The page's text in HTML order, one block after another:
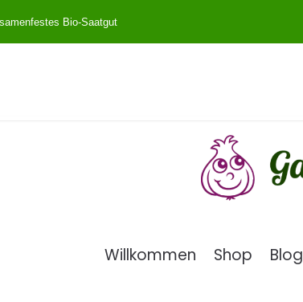
samenfestes Bio-Saatgut
Willkommen Shop Blog